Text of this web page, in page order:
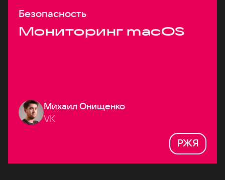
Безопасность
Мониторинг macOS
Михаил Онищенко
VK
РЖЯ